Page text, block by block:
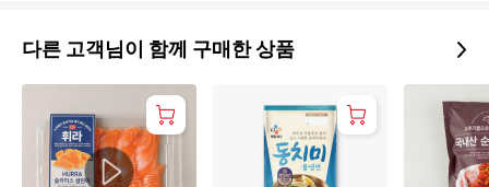
다른 고객님이 함께 구매한 상품